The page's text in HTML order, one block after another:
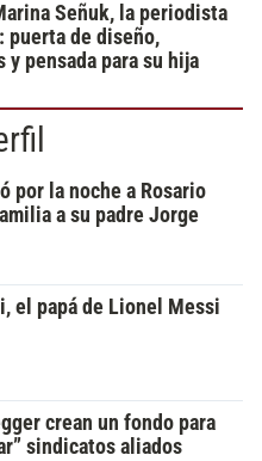
Señuk, la periodista
puerta de diseño,
y pensada para su hija
por la noche a Rosario
a su padre Jorge
el papá de Lionel Messi
crean un fondo para
sindicatos aliados